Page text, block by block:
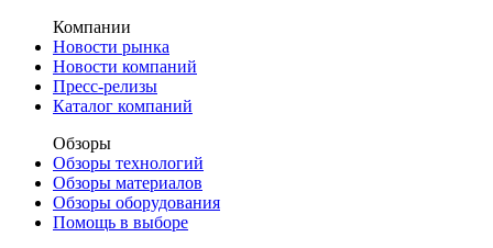
Компании
Новости рынка
Новости компаний
Пресс-релизы
Каталог компаний
Обзоры
Обзоры технологий
Обзоры материалов
Обзоры оборудования
Помощь в выборе